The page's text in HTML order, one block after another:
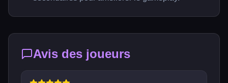
Avis des joueurs